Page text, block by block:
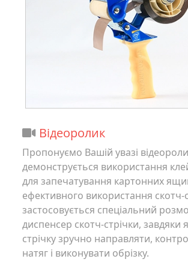
Відеоролик
Пропонуємо Вашій увазі
демонструється використання
для запечатування картонних
ефективного використання скотч-
застосовується спеціальний
диспенсер скотч-стрічки, завдяки
стрічку зручно направляти,
натяг і виконувати обрізку.